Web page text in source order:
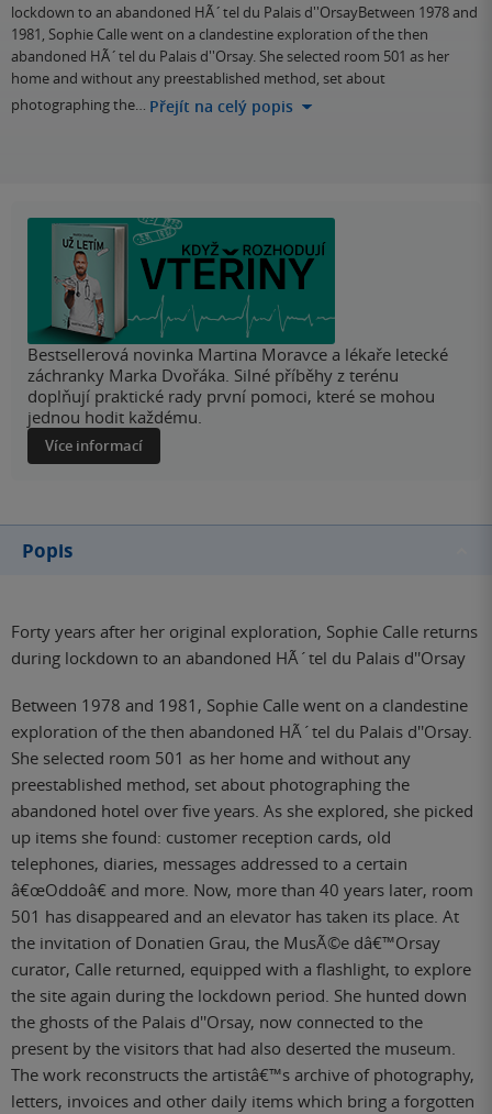
lockdown to an abandoned HÃ´tel du Palais d''OrsayBetween 1978 and
1981, Sophie Calle went on a clandestine exploration of the then
abandoned HÃ´tel du Palais d''Orsay. She selected room 501 as her
home and without any preestablished method, set about
photographing the… Přejít na celý popis
Bestsellerová novinka Martina Moravce a lékaře letecké
záchranky Marka Dvořáka. Silné příběhy z terénu
doplňují praktické rady první pomoci, které se mohou
jednou hodit každému.
Více informací
Popis
Forty years after her original exploration, Sophie Calle returns
during lockdown to an abandoned HÃ´tel du Palais d''Orsay
Between 1978 and 1981, Sophie Calle went on a clandestine
exploration of the then abandoned HÃ´tel du Palais d''Orsay.
She selected room 501 as her home and without any
preestablished method, set about photographing the
abandoned hotel over five years. As she explored, she picked
up items she found: customer reception cards, old
telephones, diaries, messages addressed to a certain
â€œOddoâ€ and more. Now, more than 40 years later, room
501 has disappeared and an elevator has taken its place. At
the invitation of Donatien Grau, the MusÃ©e dâ€™Orsay
curator, Calle returned, equipped with a flashlight, to explore
the site again during the lockdown period. She hunted down
the ghosts of the Palais d''Orsay, now connected to the
present by the visitors that had also deserted the museum.
The work reconstructs the artistâ€™s archive of photography,
letters, invoices and other daily items which bring a forgotten